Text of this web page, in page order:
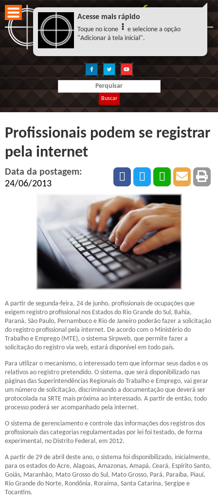
Buscar
Profissionais podem se registrar
pela internet
Data da postagem:
24/06/2013
A partir de segunda-feira, 24 de junho, profissionais de ocupações que
exigem registro profissional nos Estados do Rio Grande do Sul, Bahia,
Paraná, São Paulo, Pernambuco e Rio de Janeiro poderão fazer a solicitação
do registro profissional pela internet. De acordo com o Ministério do
Trabalho e Emprego (MTE), o sistema Sirpweb, que permite fazer a
solicitação do registro via web, estará disponível em todo país.
Para utilizar o mecanismo, o interessado tem que informar seus dados e os
relativos ao registro pretendido. O sistema, que será disponibilizado nas
páginas das Superintendências Regionais do Trabalho e Emprego, vai gerar
um número de solicitação, discriminando a documentação que deverá ser
protocolada na SRTE mais próxima ao interessado. A partir de então, todo
processo poderá ser acompanhado pela internet.
O sistema de gerenciamento e controle das informações dos registros dos
profissionais das categorias regulamentadas por lei foi testado, de forma
experimental, no Distrito Federal, em 2012.
A partir de 29 de abril deste ano, o sistema foi disponibilizado, inicialmente,
para os estados do Acre, Alagoas, Amazonas, Amapá, Ceará, Espírito Santo,
Goiás, Maranhão, Mato Grosso do Sul, Mato Grosso, Pará, Paraíba, Piauí,
Rio Grande do Norte, Rondônia, Roraima, Santa Catarina, Sergipe e
Tocantins.
Acesse mais rápido
Toque no icone
e selecione a opção
"Adicionar à tela inicial".